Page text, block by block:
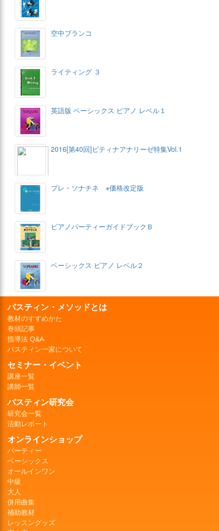
空中ブランコ
ライティング ３
英語版 ベーシックス ピアノ レベル１
2016[第40回]ピティナアナリーゼ特集Vol.1
プレ・ソナチネ ※価格改定版
ピアノパーティーガイドブックＢ
ベーシックス ピアノ レベル２
バスティン・メソッドとは
教材のすすめかた
巻頭記事
指導法 Q&A
バスティン一家について
セミナー・イベント
講座一覧
講師一覧
バスティン研究会
研究会一覧
活動レポート
オンラインショップ
パーティー
ベーシックス
オールインワン
中級
大人
併用曲集
補助教材
レッスングッズ